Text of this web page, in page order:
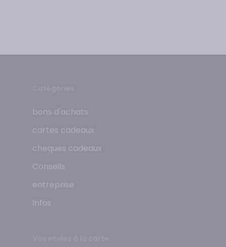
bons d'achats
cartes cadeaux
cheques cadeaux
Conseils
entreprise
Infos